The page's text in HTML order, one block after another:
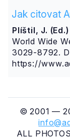
Jak citovat
Plíštil, J.
World Wide
3029-8792.
https://
© 2001 —
ALL